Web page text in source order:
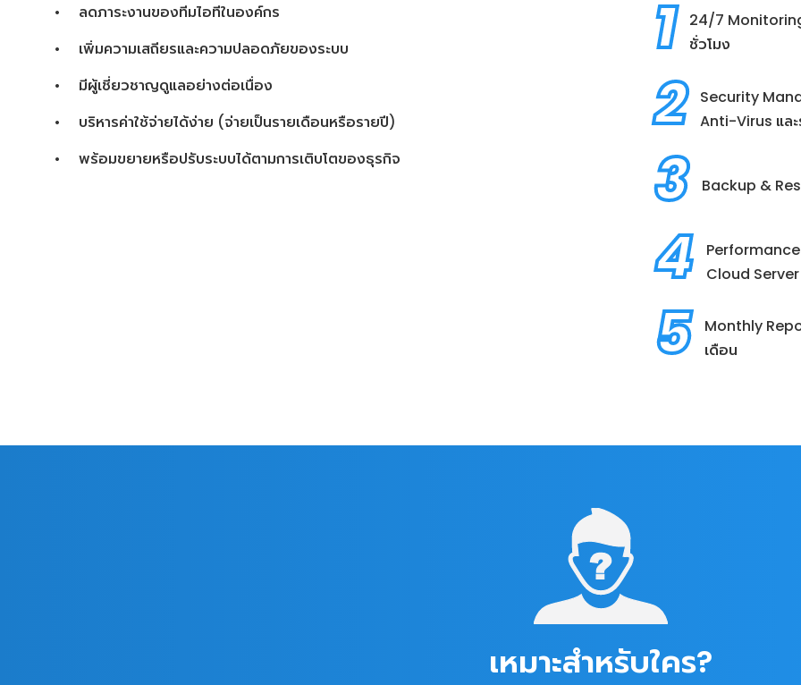
•
ลดภาระงานของทีมไอทีในองค์กร
•
เพิ่มความเสถียรและความปลอดภัยของระบบ
•
มีผู้เชี่ยวชาญดูแลอย่างต่อเนื่อง
•
บริหารค่าใช้จ่ายได้ง่าย (จ่ายเป็นรายเดือนหรือรายปี)
•
พร้อมขยายหรือปรับระบบได้ตามการเติบโตของธุรกิจ
1
24/7
ชั่วโมง
2
Security
Anti-Virus แล
3 Backup &
4
Performance
Cloud Server
5
Monthly
เดือน
เหมาะสำหรับใคร?